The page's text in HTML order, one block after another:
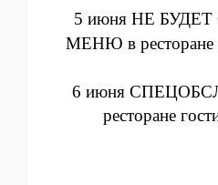
5 июня НЕ
МЕНЮ в
6 июня
ресторане